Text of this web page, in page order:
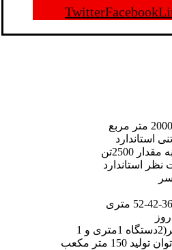
TwitterFacebook
2500تن
نظر استاندارد
3 دستگاه بچینگ لیپهر(2دستگاه 1متری و 1
دستگاه 1/2 متری با توان تولید 150 متر مکعب